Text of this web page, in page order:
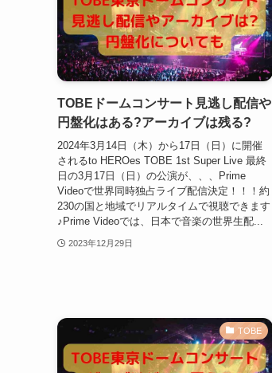
TOBEドームコンサート見逃し配信や
円盤化はある?アーカイブは残る?
2024年3月14日（木）から17日（日）に開催
されるto HEROes TOBE 1st Super Live 最終
日の3月17日（日）の公演が、、、Prime
Videoで世界同時独占ライブ配信決定！！！約
230の国と地域でリアルタイムで視聴できます
♪Prime Videoでは、日本で音楽の世界生配...
2023年12月29日
TOBE